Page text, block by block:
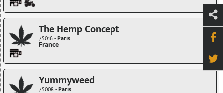
The Hemp Concept
75016 -Paris
France
Yummyweed
75008 -Paris